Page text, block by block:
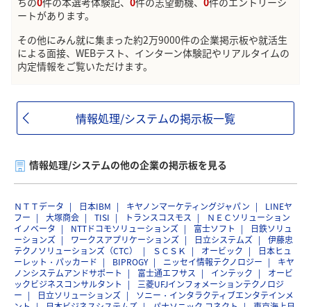
ートがあります。
その他にみん就に集まった約2万9000件の企業掲示板や就活生
による面接、WEBテスト、インターン体験記やリアルタイムの
内定情報をご覧いただけます。
情報処理/システムの掲示板一覧
情報処理/システムの他の企業の掲示板を見る
ＮＴＴデータ 日本IBM キヤノンマーケティングジャパン
LINEヤ
フー
大塚商会 TISI トランスコスモス
ＮＥＣソリューション
イノベータ
NTTドコモソリューションズ 富士ソフト
日鉄ソリュ
ーションズ
ワークスアプリケーションズ 日立システムズ
伊藤忠
テクノソリューションズ（CTC）
ＳＣＳＫ オービック
日本ヒュ
ーレット・パッカード
BIPROGY ニッセイ情報テクノロジー
キヤ
ノンシステムアンドサポート
富士通エフサス インテック
オービ
ックビジネスコンサルタント
三菱UFJインフォメーションテクノロジ
ー
日立ソリューションズ
ソニー・インタラクティブエンタテインメ